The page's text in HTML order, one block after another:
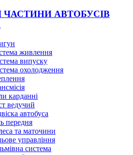
ЧАСТИНИ АВТОБУСІВ
живлення
випуску
охолодження
карданні
ведучий
автобуса
передня
та маточини
управління
система